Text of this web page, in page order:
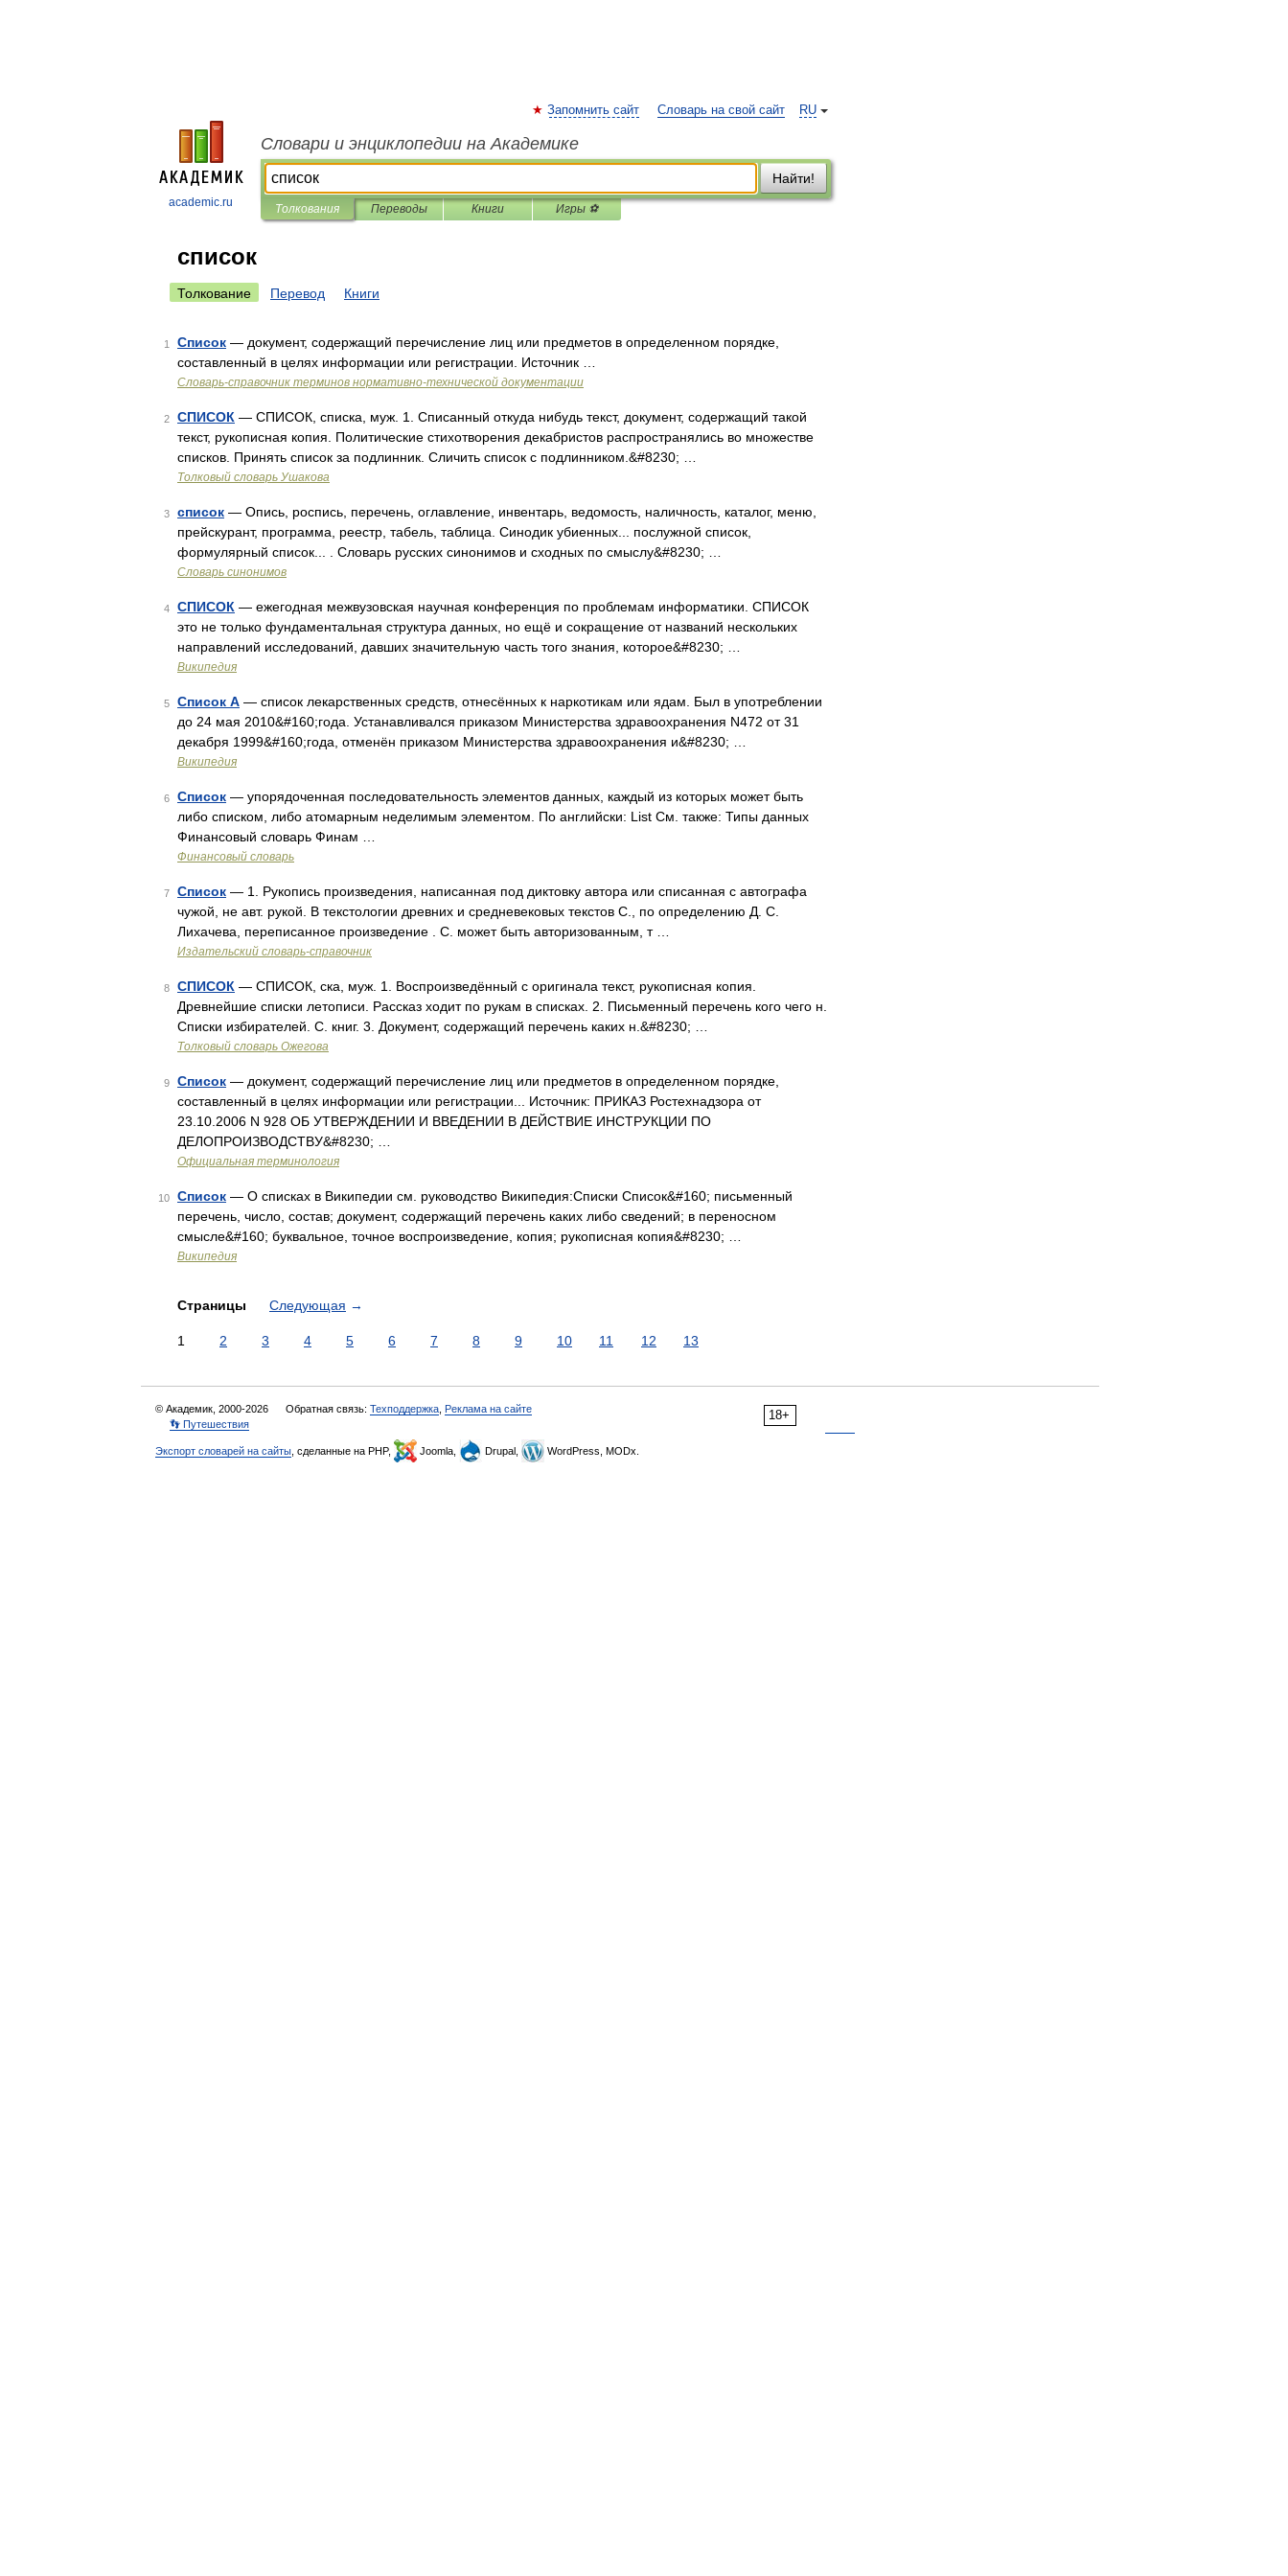
academic.ru
RU
Запомнить сайт Словарь на свой сайт
Словари и энциклопедии на Академике
Найти!
Толкования Переводы Книги Игры ⚽
список
Толкование Перевод Книги
1 Список — документ, содержащий перечисление лиц или предметов в определенном порядке,
составленный в целях информации или регистрации. Источник …
Словарь-справочник терминов нормативно-технической документации
2 СПИСОК — СПИСОК, списка, муж. 1. Списанный откуда нибудь текст, документ, содержащий такой
текст, рукописная копия. Политические стихотворения декабристов распространялись во множестве
списков. Принять список за подлинник. Сличить список с подлинником.&#8230; …
Толковый словарь Ушакова
3 список — Опись, роспись, перечень, оглавление, инвентарь, ведомость, наличность, каталог, меню,
прейскурант, программа, реестр, табель, таблица. Синодик убиенных... послужной список,
формулярный список... . Словарь русских синонимов и сходных по смыслу&#8230; …
Словарь синонимов
4 СПИСОК — ежегодная межвузовская научная конференция по проблемам информатики. СПИСОК
это не только фундаментальная структура данных, но ещё и сокращение от названий нескольких
направлений исследований, давших значительную часть того знания, которое&#8230; …
Википедия
5 Список А — список лекарственных средств, отнесённых к наркотикам или ядам. Был в употреблении
до 24 мая 2010&#160;года. Устанавливался приказом Министерства здравоохранения N472 от 31
декабря 1999&#160;года, отменён приказом Министерства здравоохранения и&#8230; …
Википедия
6 Список — упорядоченная последовательность элементов данных, каждый из которых может быть
либо списком, либо атомарным неделимым элементом. По английски: List См. также: Типы данных
Финансовый словарь Финам …
Финансовый словарь
7 Список — 1. Рукопись произведения, написанная под диктовку автора или списанная с автографа
чужой, не авт. рукой. В текстологии древних и средневековых текстов С., по определению Д. С.
Лихачева, переписанное произведение . С. может быть авторизованным, т …
Издательский словарь-справочник
8 СПИСОК — СПИСОК, ска, муж. 1. Воспроизведённый с оригинала текст, рукописная копия.
Древнейшие списки летописи. Рассказ ходит по рукам в списках. 2. Письменный перечень кого чего н.
Списки избирателей. С. книг. 3. Документ, содержащий перечень каких н.&#8230; …
Толковый словарь Ожегова
9 Список — документ, содержащий перечисление лиц или предметов в определенном порядке,
составленный в целях информации или регистрации... Источник: ПРИКАЗ Ростехнадзора от
23.10.2006 N 928 ОБ УТВЕРЖДЕНИИ И ВВЕДЕНИИ В ДЕЙСТВИЕ ИНСТРУКЦИИ ПО
ДЕЛОПРОИЗВОДСТВУ&#8230; …
Официальная терминология
10 Список — О списках в Википедии см. руководство Википедия:Списки Список&#160; письменный
перечень, число, состав; документ, содержащий перечень каких либо сведений; в переносном
смысле&#160; буквальное, точное воспроизведение, копия; рукописная копия&#8230; …
Википедия
Страницы Следующая →
1 2 3 4 5 6 7 8 9 10 11 12 13
18+
© Академик, 2000-2026 Обратная связь: Техподдержка Реклама на сайте
👣 Путешествия
Экспорт словарей на сайты , сделанные на PHP, Joomla, Drupal, WordPress, MODx.